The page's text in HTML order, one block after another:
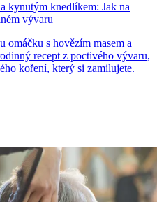
kynutým knedlíkem: Jak na
vývaru
omáčku s hovězím masem a
recept z poctivého vývaru,
koření, který si zamilujete.